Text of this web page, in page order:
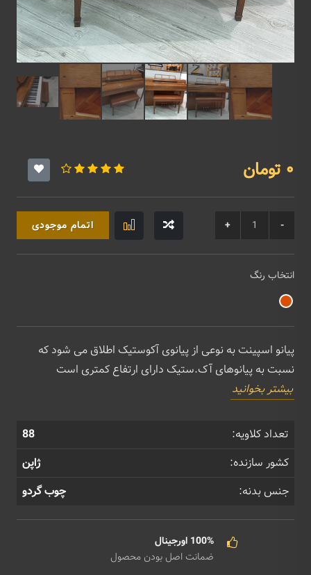
0 تومان
اتمام موجودی
انتخاب رنگ
پیانو اسپینت به نوعی از پیانوی آکوستیک اطلاق می شود که
نسبت به پیانوهای آک.ستیک دارای ارتفاع کمتری است
بیشتر بخوانید
تعداد کلاویه:
88
کشور سازنده:
ژاپن
جنس بدنه:
چوب گردو
100% اورجینال
ضمانت اصل بودن محصول